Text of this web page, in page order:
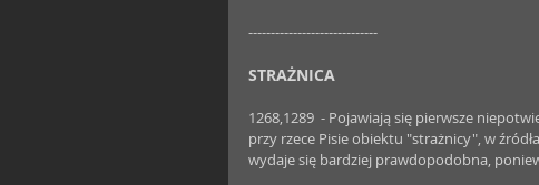
-----------------------------
STRAŻNICA
1268,1289  - Pojawiają się pierwsze
przy rzece Pisie obiektu "strażnicy", w
wydaje się bardziej prawdopodobna,